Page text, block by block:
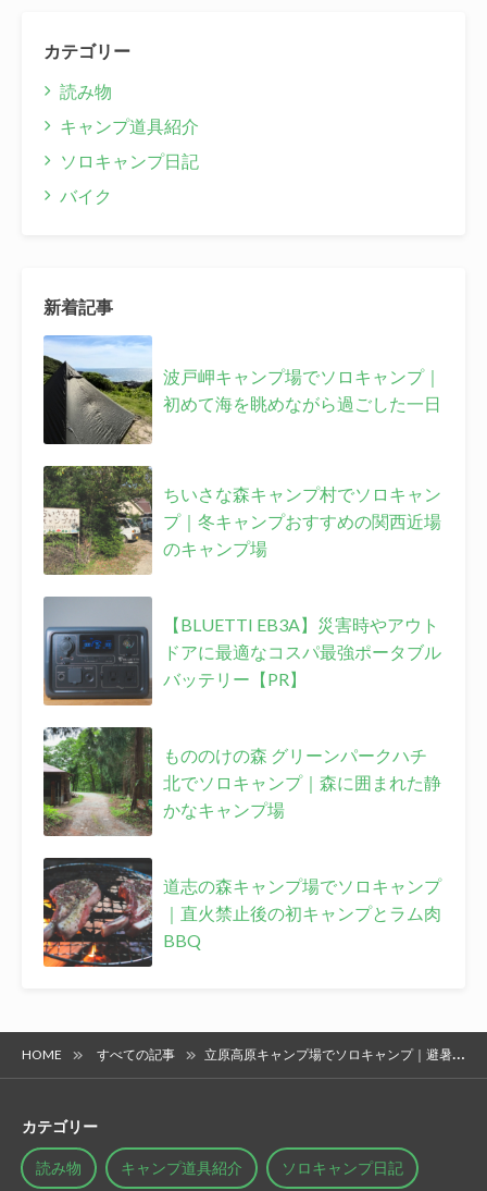
カテゴリー
読み物
キャンプ道具紹介
ソロキャンプ日記
バイク
新着記事
波戸岬キャンプ場でソロキャンプ｜
初めて海を眺めながら過ごした一日
ちいさな森キャンプ村でソロキャン
プ｜冬キャンプおすすめの関西近場
のキャンプ場
【BLUETTI EB3A】災害時やアウト
ドアに最適なコスパ最強ポータブル
バッテリー【PR】
もののけの森 グリーンパークハチ
北でソロキャンプ｜森に囲まれた静
かなキャンプ場
道志の森キャンプ場でソロキャンプ
｜直火禁止後の初キャンプとラム肉
BBQ
HOME すべての記事 立原高原キャンプ場でソロキャンプ｜避暑のため標高1,400ｍで夏を過ごす
カテゴリー
読み物 キャンプ道具紹介 ソロキャンプ日記